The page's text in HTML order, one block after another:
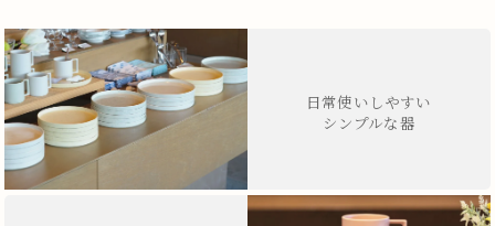
日常使いしやすい
シンプルな器